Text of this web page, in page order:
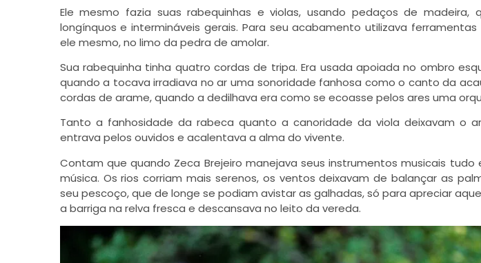
Ele mesmo fazia suas rabequinhas e violas, usando pedaços de madeira,
longínquos e intermináveis gerais. Para seu acabamento utilizava
ele mesmo, no limo da pedra de amolar.
Sua rabequinha tinha quatro cordas de tripa. Era usada apoiada no ombro
quando a tocava irradiava no ar uma sonoridade fanhosa como o canto da
cordas de arame, quando a dedilhava era como se ecoasse pelos ares uma
Tanto a fanhosidade da rabeca quanto a canoridade da viola deixavam o
entrava pelos ouvidos e acalentava a alma do vivente.
Contam que quando Zeca Brejeiro manejava seus instrumentos musicais
música. Os rios corriam mais serenos, os ventos deixavam de balançar as
seu pescoço, que de longe se podiam avistar as galhadas, só para apreciar
a barriga na relva fresca e descansava no leito da vereda.